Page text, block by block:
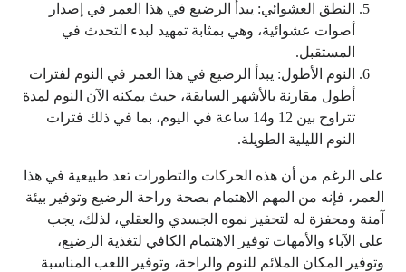
النطق العشوائي: يبدأ الرضيع في هذا العمر في إصدار
أصوات عشوائية، وهي بمثابة تمهيد لبدء التحدث في
المستقبل.
النوم الأطول: يبدأ الرضيع في هذا العمر في النوم لفترات
أطول مقارنة بالأشهر السابقة، حيث يمكنه الآن النوم لمدة
تتراوح بين 12 و14 ساعة في اليوم، بما في ذلك فترات
النوم الليلية الطويلة.
على الرغم من أن هذه الحركات والتطورات تعد طبيعية في هذا
العمر، فإنه من المهم الاهتمام بصحة وراحة الرضيع وتوفير بيئة
آمنة ومحفزة له لتحفيز نموه الجسدي والعقلي، لذلك، يجب
على الآباء والأمهات توفير الاهتمام الكافي لتغذية الرضيع،
وتوفير المكان الملائم للنوم والراحة، وتوفير اللعب المناسبة